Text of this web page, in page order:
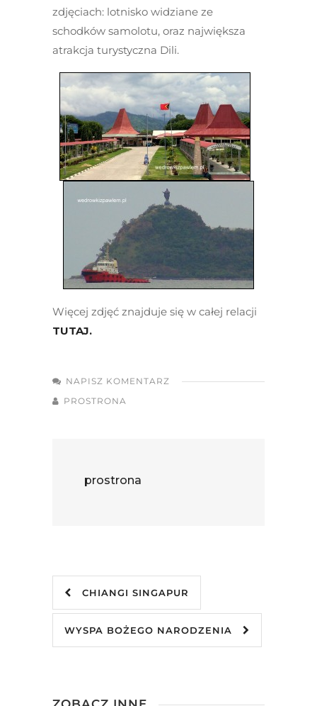
zdjęciach: lotnisko widziane ze
schodków samolotu, oraz największa
atrakcja turystyczna Dili.
Więcej zdjęć znajduje się w całej relacji
TUTAJ.
NAPISZ KOMENTARZ
PROSTRONA
prostrona
CHIANGI SINGAPUR
WYSPA BOŻEGO NARODZENIA